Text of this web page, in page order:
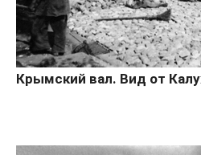
Крымский вал. Вид от